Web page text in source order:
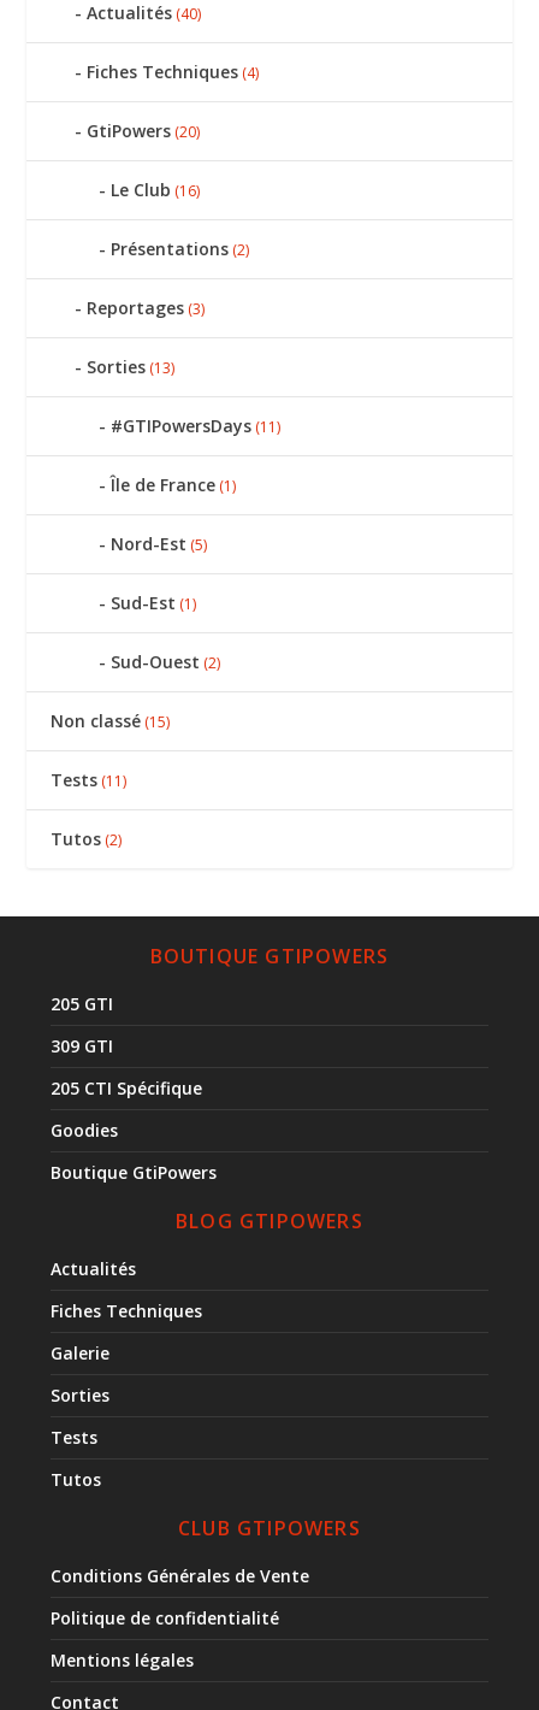
Actualités (40)
Fiches Techniques (4)
GtiPowers (20)
Le Club (16)
Présentations (2)
Reportages (3)
Sorties (13)
#GTIPowersDays (11)
Île de France (1)
Nord-Est (5)
Sud-Est (1)
Sud-Ouest (2)
Non classé (15)
Tests (11)
Tutos (2)
BOUTIQUE GTIPOWERS
205 GTI
309 GTI
205 CTI Spécifique
Goodies
Boutique GtiPowers
BLOG GTIPOWERS
Actualités
Fiches Techniques
Galerie
Sorties
Tests
Tutos
CLUB GTIPOWERS
Conditions Générales de Vente
Politique de confidentialité
Mentions légales
Contact